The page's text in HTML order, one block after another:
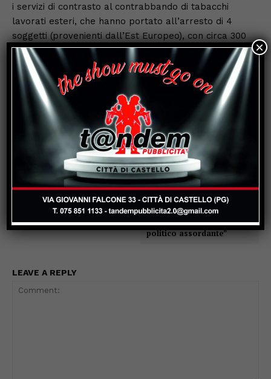
i servizi di contrasto al contrabbando di tabacchi
lavorati esteri, che hanno portato all’arresto di 4
soggetti (provenienti dall’Est Europeo), con circa 300
kg. di tabacchi lavorati esteri sequestrati; – le pattuglie
impiegate quotidianamente nel servizio di pubblica
utilità “117” e di controllo economico del territorio,
nonché i servizi svolti in materia di concorso all’ordine
ed alla sicurezza pubblica, disposti dall’Autorità
prefettizia e di Pubblica Sicurezza
Previous article
Calcio mercato: tempo di
conferme in casa
Baldaccio Bruni Anghiari
Next article
Umbertide cambia: ad un
anno di distanza, traccia
un primo bilancio delle
attivita’ della nuova
Giunta. “Immobilismo
amministrativo e silenzio
politico assordante”
LEAVE A REPLY
×